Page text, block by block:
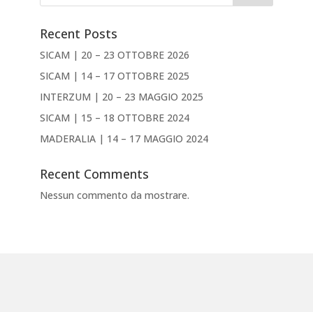
Recent Posts
SICAM | 20 – 23 OTTOBRE 2026
SICAM | 14 – 17 OTTOBRE 2025
INTERZUM | 20 – 23 MAGGIO 2025
SICAM | 15 – 18 OTTOBRE 2024
MADERALIA | 14 – 17 MAGGIO 2024
Recent Comments
Nessun commento da mostrare.